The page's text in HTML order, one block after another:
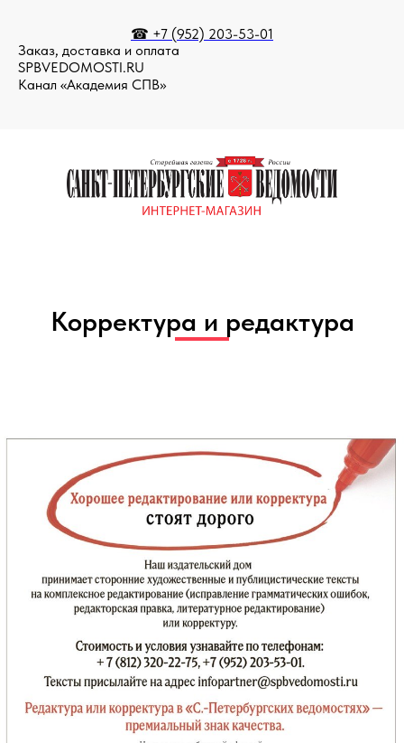
☎ +7 (952) 203-53-01
Заказ, доставка и оплата
SPBVEDOMOSTI.RU
Канал «Академия СПВ»
Корректура и редактура